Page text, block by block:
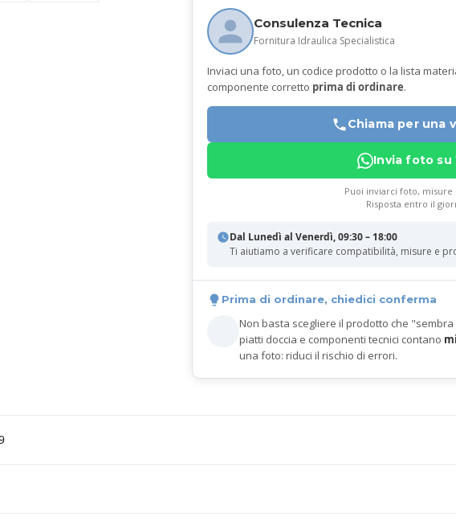
Consulenza Tecnica
Fornitura Idraulica Specialistica
Inviaci una foto, un codice prodotto o la lista
componente corretto prima di ordinare.
Chiama per una
Invia foto su
Puoi inviarci foto,
Risposta entro il
Dal Lunedì al Venerdì, 09:30 – 18:00
Ti aiutiamo a verificare compatibilità, misure e
Prima di ordinare, chiedici conferma
Non basta scegliere il prodotto che
piatti doccia e componenti tecnici contano
una foto: riduci il rischio di errori.